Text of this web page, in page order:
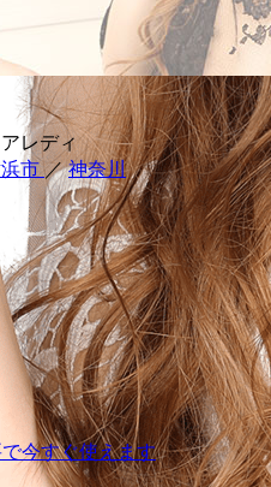
レディ
市／神奈川
今すぐ使えます